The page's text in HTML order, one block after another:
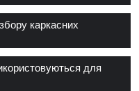
каркасних
для